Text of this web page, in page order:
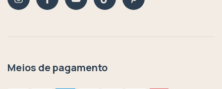
Meios de pagamento